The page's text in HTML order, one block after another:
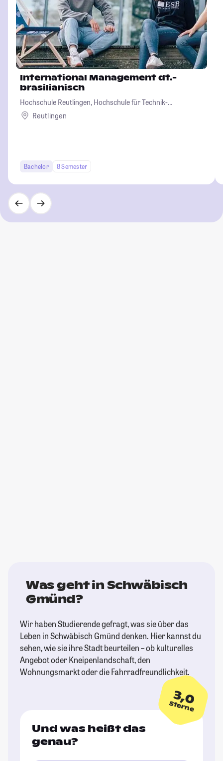
International Management dt.-
brasilianisch
Hochschule Reutlingen, Hochschule für Technik-
Wirtschaft-Informatik-Design
Reutlingen
Bachelor 8 Semester
Was geht in Schwäbisch
Gmünd?
Wir haben Studierende gefragt, was sie über das
Leben in Schwäbisch Gmünd denken. Hier kannst du
sehen, wie sie ihre Stadt beurteilen – ob kulturelles
Angebot oder Kneipenlandschaft, den
Wohnungsmarkt oder die Fahrradfreundlichkeit.
3,0
Sterne
Und was heißt das
genau?